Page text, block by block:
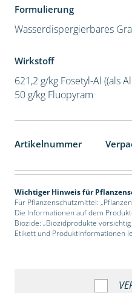
Formulierung
Wasserdispergierbares
Wirkstoff
621,2 g/kg Fosetyl-Al ((als
50 g/kg Fluopyram
Artikelnummer
Wichtiger Hinweis für
Für Pflanzenschutzmittel:
Die Informationen auf dem
Biozide: „Biozidprodukte
Etikett und Produktinformationen